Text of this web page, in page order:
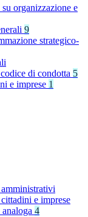
organizzazione e
9
strategico-
di condotta 5
e imprese 1
e imprese
4